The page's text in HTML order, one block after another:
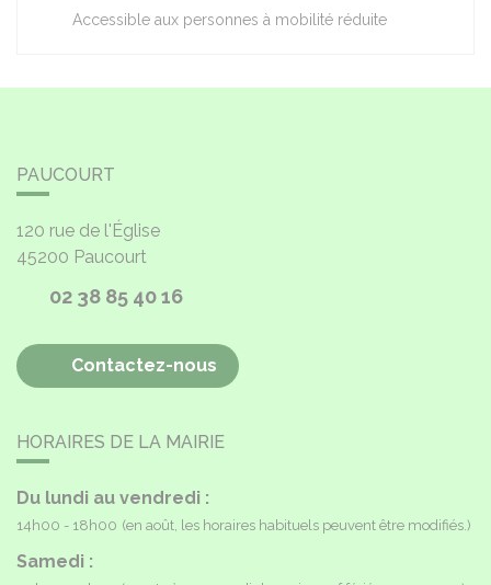
Accessible aux personnes à mobilité réduite
PAUCOURT
120 rue de l'Église
45200 Paucourt
02 38 85 40 16
Contactez-nous
HORAIRES DE LA MAIRIE
Du lundi au vendredi :
14h00 - 18h00 (en août, les horaires habituels peuvent être modifiés.)
Samedi :